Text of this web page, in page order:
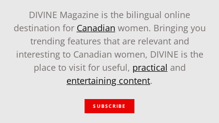
DIVINE Magazine is the bilingual online
destination for Canadian women. Bringing you
trending features that are relevant and
interesting to Canadian women, DIVINE is the
place to visit for useful, practical and
entertaining content.
SUBSCRIBE